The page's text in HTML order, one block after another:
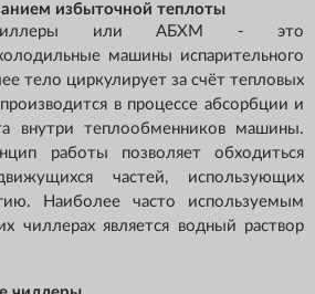
избыточной теплоты
чиллеры или АБХМ - это
машины испарительного
тело циркулирует за счёт тепловых
в процессе абсорбции и
внутри теплообменников машины.
работы позволяет обходиться
частей, использующих
Наиболее часто используемым
чиллерах является водный раствор